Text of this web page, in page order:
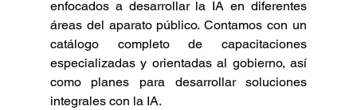
enfocados a desarrollar la IA en diferentes
áreas del aparato público. Contamos con un
catálogo completo de capacitaciones
especializadas y orientadas al gobierno, así
como planes para desarrollar soluciones
integrales con la IA.